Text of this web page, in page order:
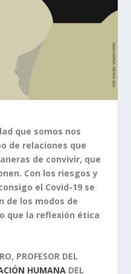
que somos nos
de relaciones que
de convivir, que
Con los riesgos y
el Covid-19 se
de los modos de
que la reflexión ética
PROFESOR DEL
HUMANA DEL